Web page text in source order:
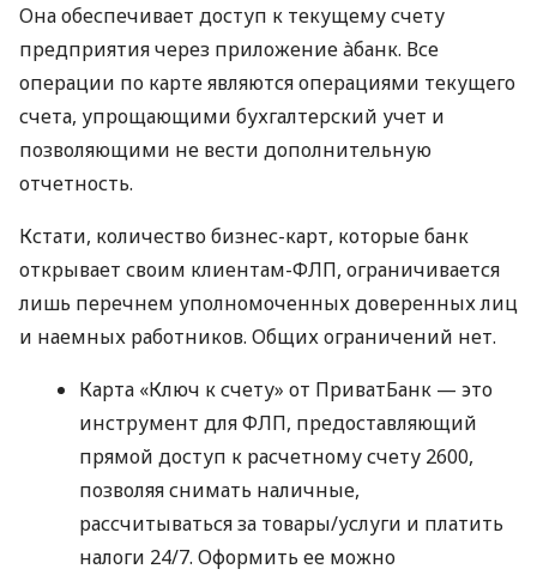
Она обеспечивает доступ к текущему счету
предприятия через приложение àбанк. Все
операции по карте являются операциями текущего
счета, упрощающими бухгалтерский учет и
позволяющими не вести дополнительную
отчетность.
Кстати, количество бизнес-карт, которые банк
открывает своим клиентам-ФЛП, ограничивается
лишь перечнем уполномоченных доверенных лиц
и наемных работников. Общих ограничений нет.
Карта «Ключ к счету» от ПриватБанк — это
инструмент для ФЛП, предоставляющий
прямой доступ к расчетному счету 2600,
позволяя снимать наличные,
рассчитываться за товары/услуги и платить
налоги 24/7. Оформить ее можно